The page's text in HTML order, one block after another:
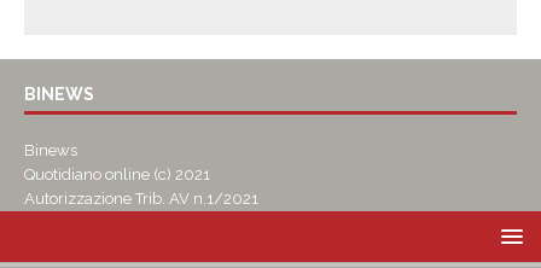
BINEWS
Binews
Quotidiano online (c) 2021
Autorizzazione Trib. AV n.1/2021